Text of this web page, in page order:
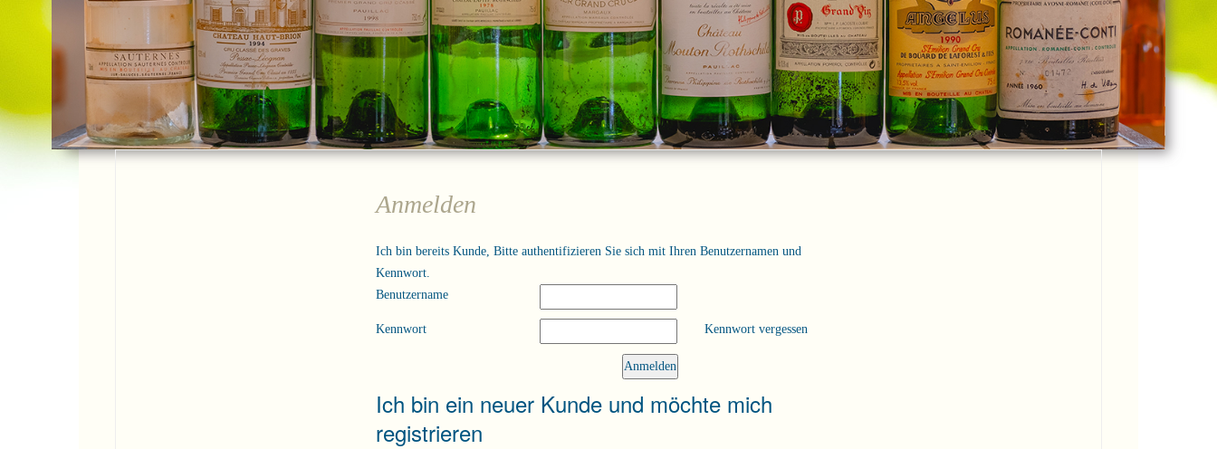
Anmelden
Ich bin bereits Kunde, Bitte authentifizieren Sie sich mit Ihren Benutzernamen und
Kennwort.
Benutzername
Kennwort Kennwort vergessen
Ich bin ein neuer Kunde und möchte mich
registrieren